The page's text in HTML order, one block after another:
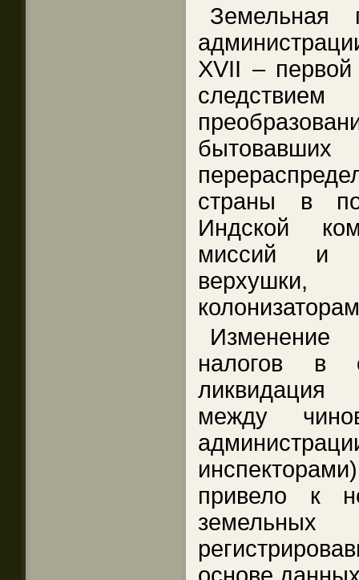
Земельная
XVII –
страны в
Индской
миссий и
верхушки,
налогов в
ликвидация
между
привело к